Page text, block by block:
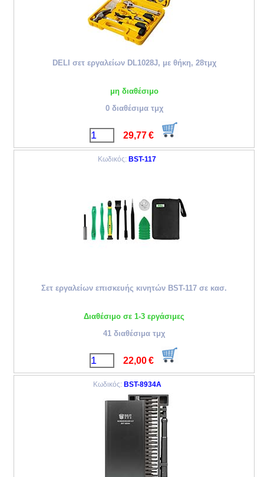
DELI σετ εργαλείων DL1028J, με θήκη, 28τμχ
μη διαθέσιμο
0 διαθέσιμα τμχ
29,77€
Κωδικός: BST-117
Σετ εργαλείων επισκευής κινητών BST-117 σε κασ.
Διαθέσιμο σε 1-3 εργάσιμες
41 διαθέσιμα τμχ
22,00€
Κωδικός: BST-8934A